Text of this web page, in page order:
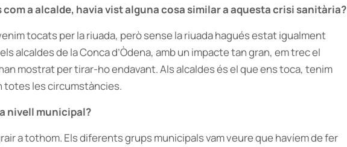
com a alcalde, havia vist alguna cosa similar a aquesta crisi sanitària?
tocats per la riuada, però sense la riuada hagués estat igualment
alcaldes de la Conca d’Òdena, amb un impacte tan gran, em trec el
mostrat per tirar-ho endavant. Als alcaldes és el que ens toca, tenim
totes les circumstàncies.
nivell municipal?
a tothom. Els diferents grups municipals vam veure que havíem de fer